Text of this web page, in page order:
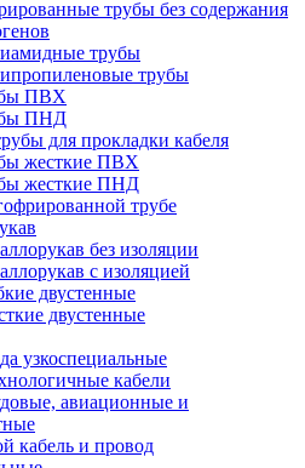
трубы без содержания
трубы
трубы
ПВХ
ПНД
для прокладки кабеля
жесткие ПВХ
жесткие ПНД
трубе
без изоляции
с изоляцией
двустенные
двустенные
узкоспециальные
кабели
авиационные и
кабель и провод